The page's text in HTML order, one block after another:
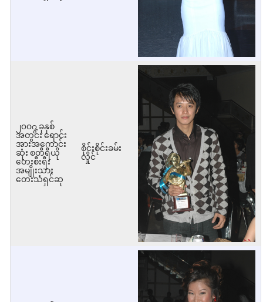
၂၀၀၇ ခုနှစ်
အတွင်း ရောင်း
အားအကောင်း
ဆုံး စတီရီယို
တေးစီးရီး
အမျိုးသား
တေးသံရှင်ဆု
စိုင်းစိုင်းခမ်း
လှိုင်